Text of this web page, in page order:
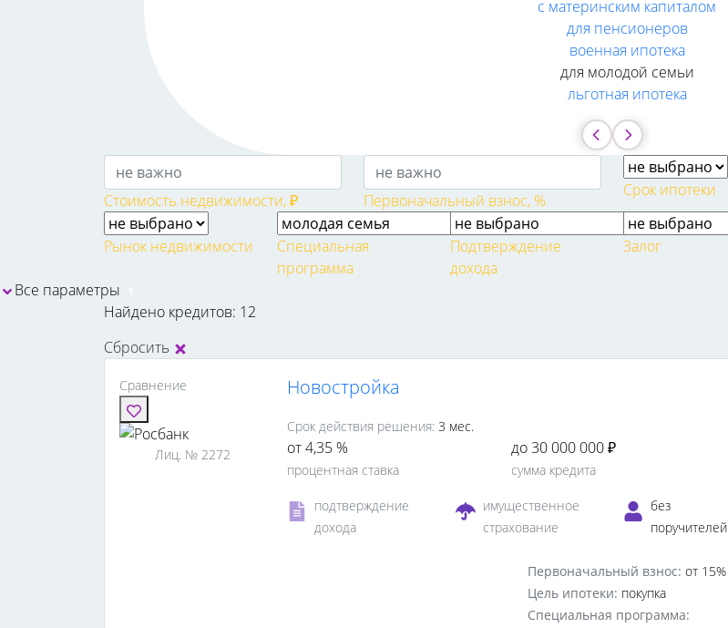
с материнским капиталом
для пенсионеров
военная ипотека
для молодой семьи
льготная ипотека
Стоимость недвижимости, ₽ Первоначальный взнос, %
Срок ипотеки
Рынок недвижимости
Специальная
программа
Подтверждение
дохода
Залог
Все параметры
Найдено кредитов: 12
Сбросить
Сравнение
Лиц. № 2272
Новостройка
Срок действия решения: 3 мес.
от 4,35 %
процентная ставка
до 30 000 000 ₽
сумма кредита
подтверждение
дохода
имущественное
страхование
без
поручителей
Первоначальный взнос: от 15%
Цель ипотеки: покупка
Специальная программа: